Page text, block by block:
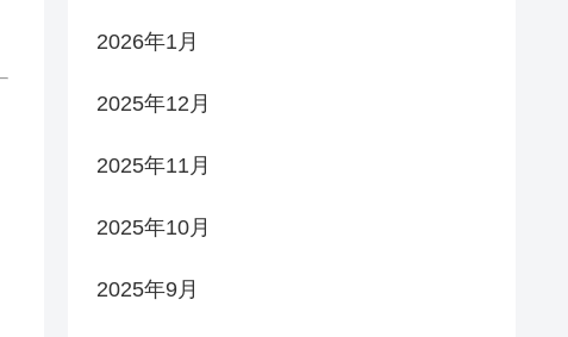
2026年1月
2025年12月
2025年11月
2025年10月
2025年9月